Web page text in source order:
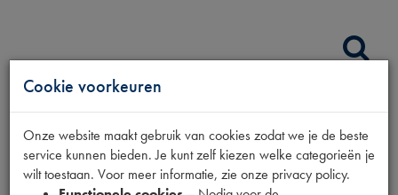
EMBLEEM RENAULT 4
TL
Cookie voorkeuren
Onze website maakt gebruik van cookies zodat we je de beste
service kunnen bieden. Je kunt zelf kiezen welke categorieën je
wilt toestaan. Voor meer informatie, zie onze privacy policy.